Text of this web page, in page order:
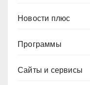
Новости плюс
Программы
Сайты и сервисы